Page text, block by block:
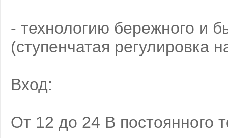
- технологию бережного и
(ступенчатая регулировка
Вход:
От 12 до 24 В постоянного